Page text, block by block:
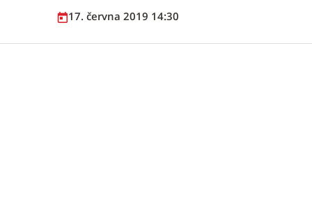
17. června 2019 14:30